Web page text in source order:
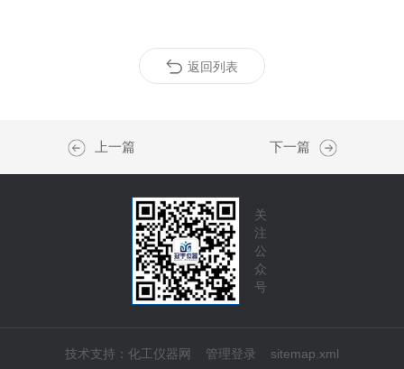
返回列表
上一篇 下一篇
关
注
公
众
号
技术支持： 化工仪器网 管理登录 sitemap.xml